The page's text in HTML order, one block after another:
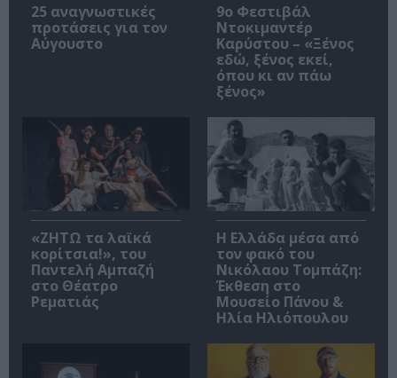
25 αναγνωστικές
προτάσεις για τον
Αύγουστο
9ο Φεστιβάλ
Ντοκιμαντέρ
Καρύστου – «Ξένος
εδώ, ξένος εκεί,
όπου κι αν πάω
ξένος»
«ΖΗΤΩ τα λαϊκά
κορίτσια!», του
Παντελή Αμπαζή
στο Θέατρο
Ρεματιάς
Η Ελλάδα μέσα από
τον φακό του
Νικόλαου Τομπάζη:
Έκθεση στο
Μουσείο Πάνου &
Ηλία Ηλιόπουλου